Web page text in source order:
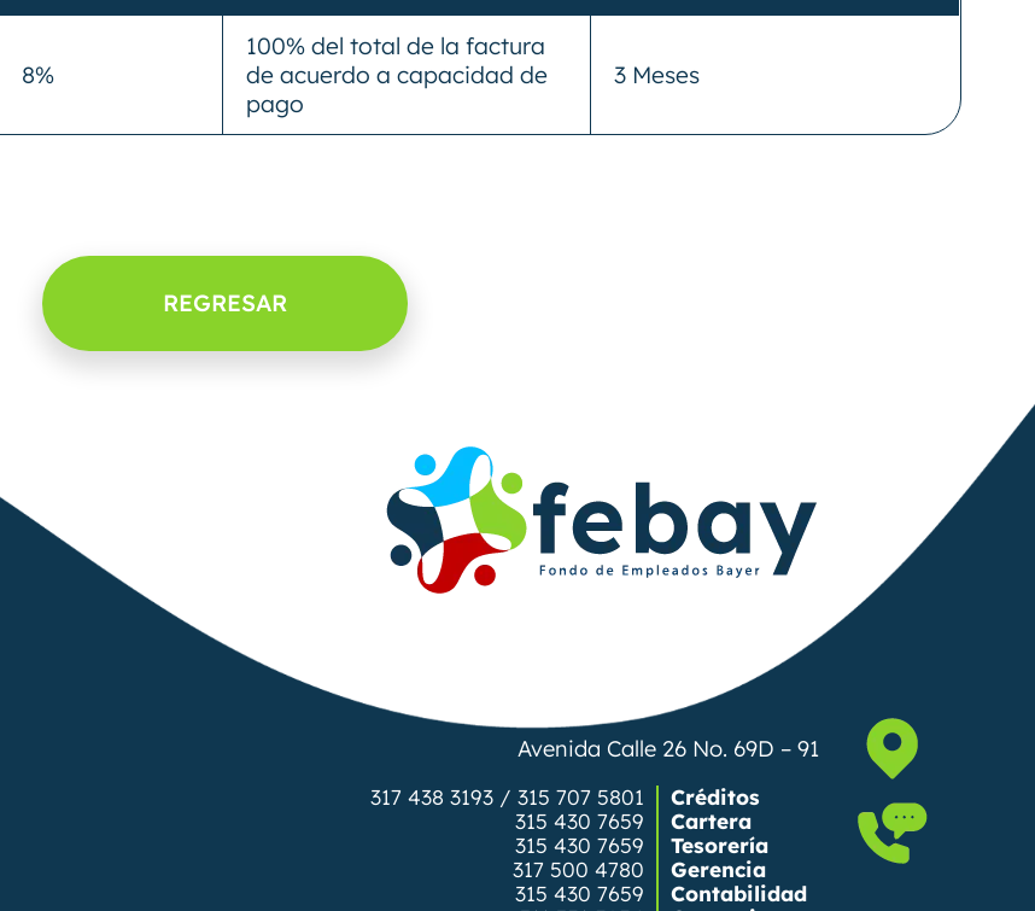
8%
100% del total de la factura
de acuerdo a capacidad de
pago
3 Meses
REGRESAR
Avenida Calle 26 No. 69D – 91
317 438 3193 / 315 707 5801
Créditos
315 430 7659
Cartera
315 430 7659
Tesorería
317 500 4780
Gerencia
315 430 7659
Contabilidad